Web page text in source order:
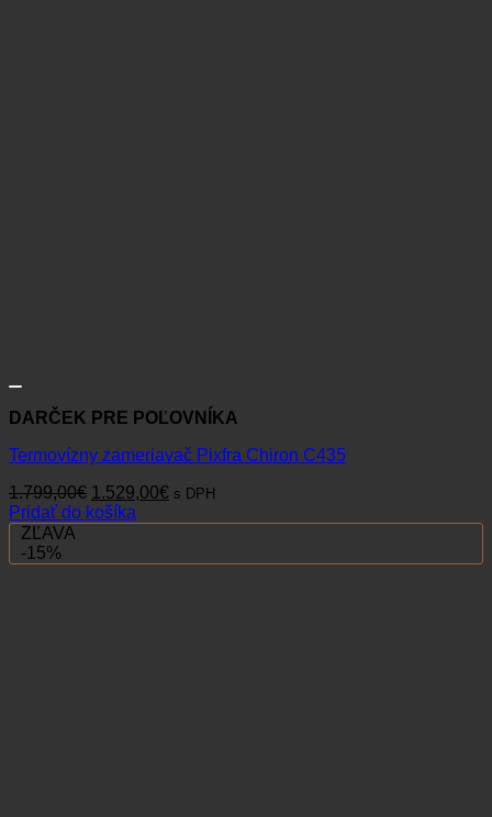
DARČEK PRE POĽOVNÍKA
Termovízny zameriavač Pixfra Chiron C435
1.799,00€ Pôvodná
cena
1.529,00€ Aktuálna
s DPH
Pridať do košíka
ZĽAVA
-15%